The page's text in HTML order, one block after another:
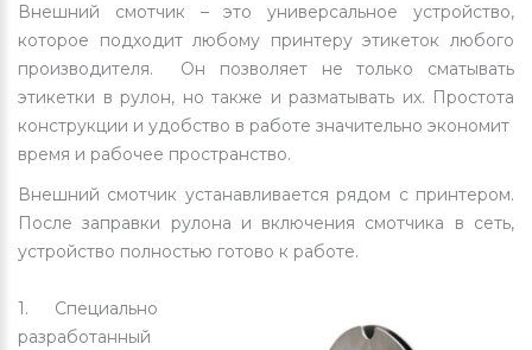
Внешний смотчик – это универсальное устройство,
которое подходит любому принтеру этикеток любого
производителя. Он позволяет не только сматывать
этикетки в рулон, но также и разматывать их. Простота
конструкции и удобство в работе значительно экономит
время и рабочее пространство.
Внешний смотчик устанавливается рядом с принтером.
После заправки рулона и включения смотчика в сеть,
устройство полностью готово к работе.
1. Специально
разработанный